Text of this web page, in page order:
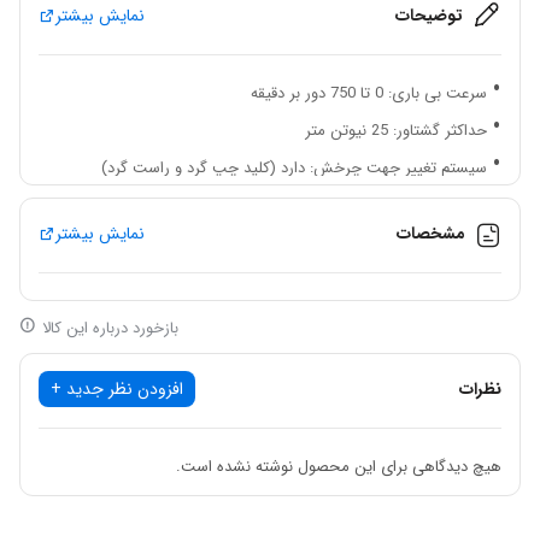
توضیحات نمایش بیشتر
سرعت بی باری: 0 تا 750 دور بر دقیقه
حداکثر گشتاور: 25 نیوتن متر
سیستم تغییر جهت چرخش: دارد (کلید چپ گرد و راست گرد)
سه نظام: اتومات 10 میلیمتری
ظرفیت سوراخکاری در چوب: 26 میلیمتر
ظرفیت سوراخکاری در فلز: 10 میلیمتر
مدت گارانتی: 12 ماه
دارای قابلیت تعویض آسان ذغال
دارای دسته با طراحی ارگونومیک
دارای موتور قدرتمند با عملکرد بالا
دارای موتور تک سرعته
مشخصات نمایش بیشتر
بازخورد درباره این کالا
نظرات افزودن نظر جدید +
هیچ دیدگاهی برای این محصول نوشته نشده است.